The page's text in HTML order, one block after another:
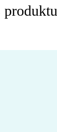
produktu